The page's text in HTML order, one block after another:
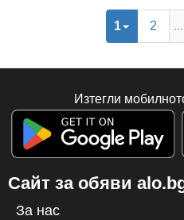
които създават приятна
време. 🅿️ Паркирането е
подземни и надземни
1 2 ...
Изтегли
Сайт за обяви
За нас